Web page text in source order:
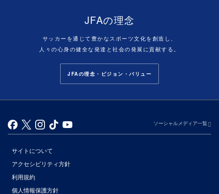
JFAの理念
サッカーを通じて豊かなスポーツ文化を創造し、
人々の心身の健全な発達と社会の発展に貢献する。
JFAの理念・ビジョン・バリュー
ソーシャルメディア一覧
サイトについて
アクセシビリティ方針
利用規約
個人情報保護方針